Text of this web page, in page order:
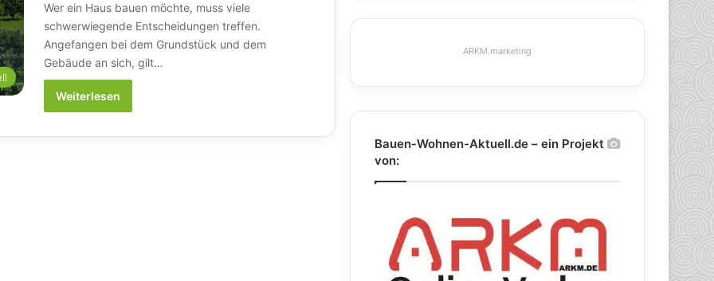
Wer ein Haus bauen möchte, muss viele
schwerwiegende Entscheidungen treffen.
Angefangen bei dem Grundstück und dem
Gebäude an sich, gilt…
Weiterlesen
ARKM.marketing
Bauen-Wohnen-Aktuell.de – ein Projekt
von: